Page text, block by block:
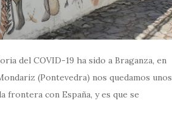
del COVID-19 ha sido a Braganza, en
(Pontevedra) nos quedamos unos
frontera con España, y es que se